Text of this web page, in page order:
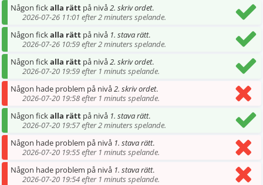
Någon fickalla rätt på nivå2. skriv ordet.
2026-07-26 11:01 efter 2 minuters spelande.
Någon fickalla rätt på nivå 1. stava rätt.
2026-07-26 10:59 efter 2 minuters spelande.
Någon fickalla rätt på nivå2. skriv ordet.
2026-07-20 19:59 efter 1 minuts spelande.
Någon hade problem på nivå2. skriv ordet.
2026-07-20 19:58 efter 1 minuts spelande.
Någon fickalla rätt på nivå 1. stava rätt.
2026-07-20 19:57 efter 2 minuters spelande.
Någon hade problem på nivå 1. stava rätt.
2026-07-20 19:55 efter 1 minuts spelande.
Någon hade problem på nivå 1. stava rätt.
2026-07-20 19:54 efter 1 minuts spelande.